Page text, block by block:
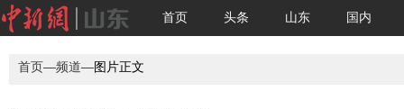
首页 头条 山东 国内
首页—频道—图片正文